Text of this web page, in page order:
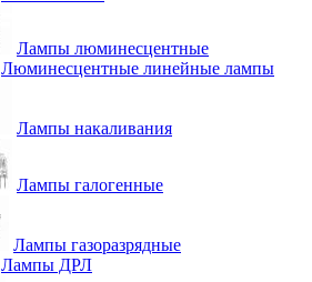
Лампы люминесцентные
Люминесцентные линейные лампы
Лампы накаливания
Лампы галогенные
Лампы газоразрядные
Лампы ДРЛ